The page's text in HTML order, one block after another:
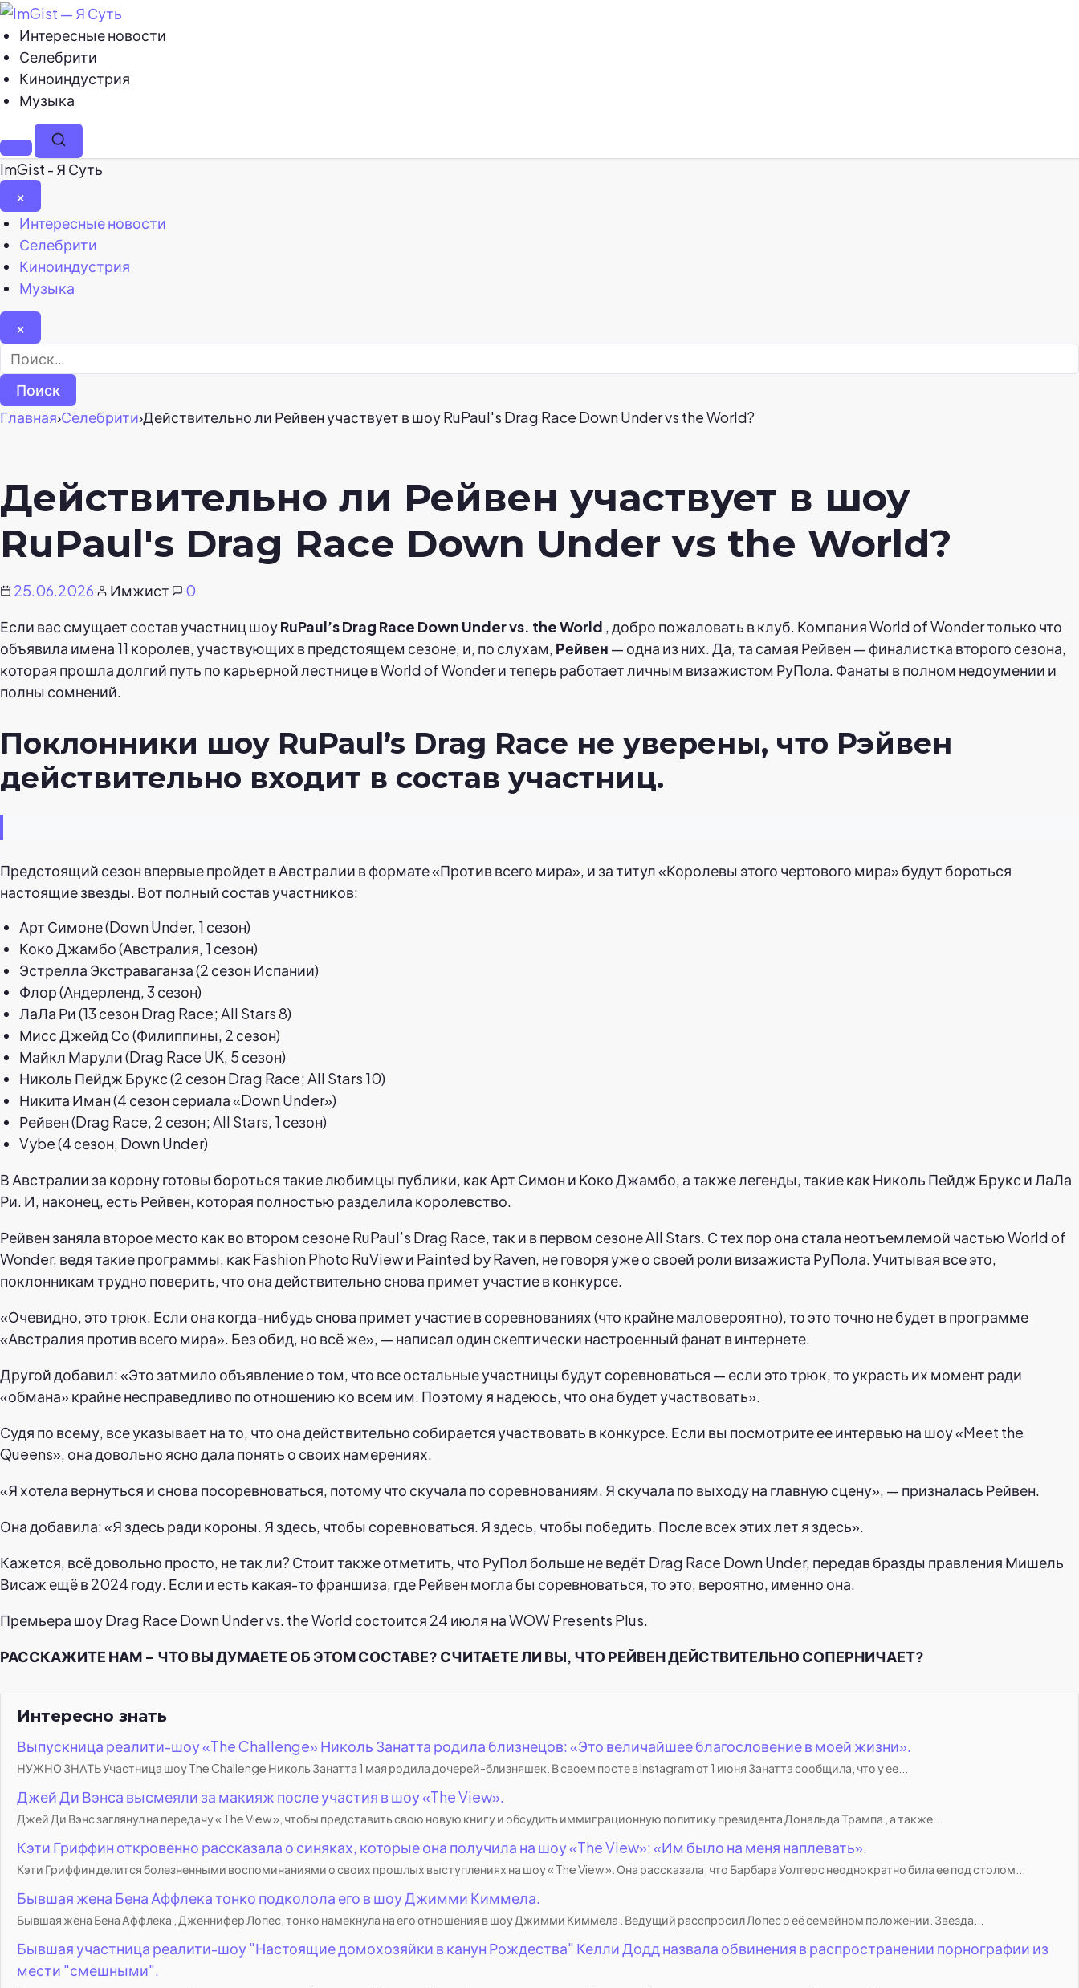
Интересные новости
Селебрити
Киноиндустрия
Музыка
МенюПоиск
ImGist - Я Суть
×
Закрыть
меню
Интересные новости
Селебрити
Киноиндустрия
Музыка
×
Найти:
Главная›Селебрити›Действительно ли Рейвен участвует в шоу RuPaul's Drag Race Down Under vs the World?
Действительно ли Рейвен участвует в шоу
RuPaul's Drag Race Down Under vs the World?
25.06.2026 Имжист
0
Если вас смущает состав участниц шоуRuPaul’s Drag Race Down Under vs. the World , добро пожаловать в клуб. Компания World of Wonder только что
объявила имена 11 королев, участвующих в предстоящем сезоне, и, по слухам, Рейвен — одна из них. Да, та самая Рейвен — финалистка второго сезона,
которая прошла долгий путь по карьерной лестнице в World of Wonder и теперь работает личным визажистом РуПола. Фанаты в полном недоумении и
полны сомнений.
Поклонники шоу RuPaul’s Drag Race не уверены, что Рэйвен
действительно входит в состав участниц.
Предстоящий сезон впервые пройдет в Австралии в формате «Против всего мира», и за титул «Королевы этого чертового мира» будут бороться
настоящие звезды. Вот полный состав участников:
Арт Симоне (Down Under, 1 сезон)
Коко Джамбо (Австралия, 1 сезон)
Эстрелла Экстраваганза (2 сезон Испании)
Флор (Андерленд, 3 сезон)
ЛаЛа Ри (13 сезон Drag Race; All Stars 8)
Мисс Джейд Со (Филиппины, 2 сезон)
Майкл Марули (Drag Race UK, 5 сезон)
Николь Пейдж Брукс (2 сезон Drag Race; All Stars 10)
Никита Иман (4 сезон сериала «Down Under»)
Рейвен (Drag Race, 2 сезон; All Stars, 1 сезон)
Vybe (4 сезон, Down Under)
В Австралии за корону готовы бороться такие любимцы публики, как Арт Симон и Коко Джамбо, а также легенды, такие как Николь Пейдж Брукс и ЛаЛа
Ри. И, наконец, есть Рейвен, которая полностью разделила королевство.
Рейвен заняла второе место как во втором сезоне RuPaul’s Drag Race, так и в первом сезоне All Stars. С тех пор она стала неотъемлемой частью World of
Wonder, ведя такие программы, как Fashion Photo RuView и Painted by Raven, не говоря уже о своей роли визажиста РуПола. Учитывая все это,
поклонникам трудно поверить, что она действительно снова примет участие в конкурсе.
«Очевидно, это трюк. Если она когда-нибудь снова примет участие в соревнованиях (что крайне маловероятно), то это точно не будет в программе
«Австралия против всего мира». Без обид, но всё же», — написал один скептически настроенный фанат в интернете.
Другой добавил: «Это затмило объявление о том, что все остальные участницы будут соревноваться — если это трюк, то украсть их момент ради
«обмана» крайне несправедливо по отношению ко всем им. Поэтому я надеюсь, что она будет участвовать».
Судя по всему, все указывает на то, что она действительно собирается участвовать в конкурсе. Если вы посмотрите ее интервью на шоу «Meet the
Queens», она довольно ясно дала понять о своих намерениях.
«Я хотела вернуться и снова посоревноваться, потому что скучала по соревнованиям. Я скучала по выходу на главную сцену», — призналась Рейвен.
Она добавила: «Я здесь ради короны. Я здесь, чтобы соревноваться. Я здесь, чтобы победить. После всех этих лет я здесь».
Кажется, всё довольно просто, не так ли? Стоит также отметить, что РуПол больше не ведёт Drag Race Down Under, передав бразды правления Мишель
Висаж ещё в 2024 году. Если и есть какая-то франшиза, где Рейвен могла бы соревноваться, то это, вероятно, именно она.
Премьера шоу Drag Race Down Under vs. the World состоится 24 июля на WOW Presents Plus.
РАССКАЖИТЕ НАМ – ЧТО ВЫ ДУМАЕТЕ ОБ ЭТОМ СОСТАВЕ? СЧИТАЕТЕ ЛИ ВЫ, ЧТО РЕЙВЕН ДЕЙСТВИТЕЛЬНО СОПЕРНИЧАЕТ?
Интересно знать
Выпускница реалити-шоу «The Challenge» Николь Занатта родила близнецов: «Это величайшее благословение в моей жизни».
НУЖНО ЗНАТЬ Участница шоу The Challenge Николь Занатта 1 мая родила дочерей-близняшек. В своем посте в Instagram от 1 июня Занатта сообщила, что у ее...
Джей Ди Вэнса высмеяли за макияж после участия в шоу «The View».
Джей Ди Вэнс заглянул на передачу « The View », чтобы представить свою новую книгу и обсудить иммиграционную политику президента Дональда Трампа , а также...
Кэти Гриффин откровенно рассказала о синяках, которые она получила на шоу «The View»: «Им было на меня наплевать».
Кэти Гриффин делится болезненными воспоминаниями о своих прошлых выступлениях на шоу « The View ». Она рассказала, что Барбара Уолтерс неоднократно била ее под столом...
Бывшая жена Бена Аффлека тонко подколола его в шоу Джимми Киммела.
Бывшая жена Бена Аффлека , Дженнифер Лопес, тонко намекнула на его отношения в шоу Джимми Киммела . Ведущий расспросил Лопес о её семейном положении. Звезда...
Бывшая участница реалити-шоу "Настоящие домохозяйки в канун Рождества" Келли Додд назвала обвинения в распространении порнографии из
мести "смешными".